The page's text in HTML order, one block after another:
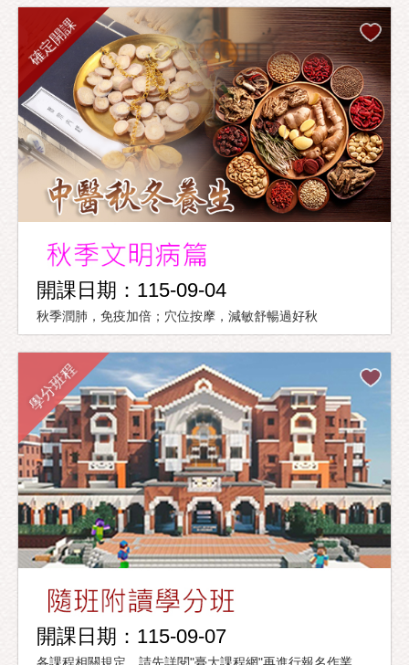
確定開課
開課日期：115-09-04
秋季潤肺，免疫加倍；穴位按摩，減敏舒暢過好秋
學分班程
開課日期：115-09-07